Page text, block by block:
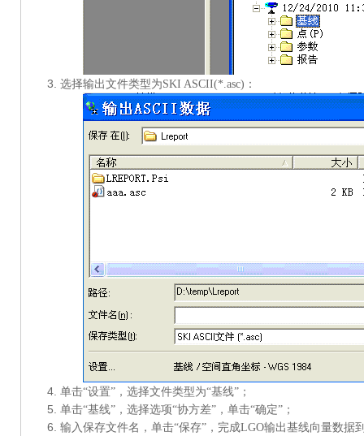
选择输出文件类型为SKI ASCII(*.asc)：
单击“设置”， 选择文件类型为“基线”；
单击“基线”，选择选项“协方差”，单击“确定” ；
输入保存文件名，单击“保存”，完成LGO输出基线向量数据